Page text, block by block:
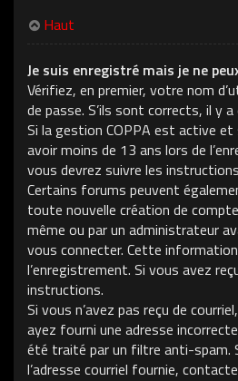
Haut
Je suis enregistré mais je ne
Vérifiez, en premier, votre nom
de passe. S’ils sont corrects, il y
Si la gestion COPPA est active et
avoir moins de 13 ans lors de
vous devrez suivre les
Certains forums peuvent
toute nouvelle création de
même ou par un administrateur
vous connecter. Cette
l’enregistrement. Si vous avez
instructions.
Si vous n’avez pas reçu de
ayez fourni une adresse
été traité par un filtre anti-spam.
l’adresse courriel fournie,